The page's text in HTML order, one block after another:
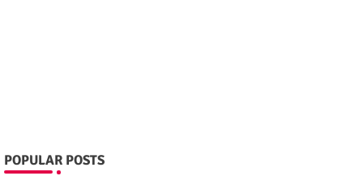
POPULAR POSTS